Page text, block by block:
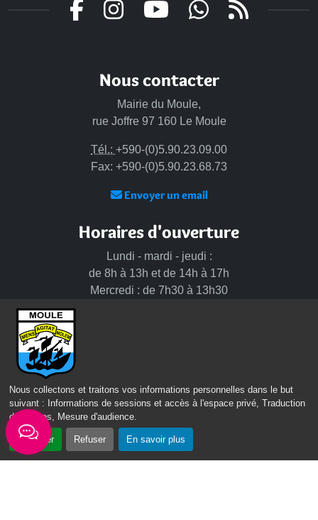
Nous collectons et traitons vos informations personnelles dans le but
suivant :
Informations de sessions et accès à l'espace privé, Traduction
des pages, Mesure d'audience.
Accepter Refuser En savoir plus
Nous contacter
Mairie du Moule,
rue Joffre 97 160 Le Moule
Tél.: +590-(0)5.90.23.09.00
Fax: +590-(0)5.90.23.68.73
Envoyer un email
Horaires d'ouverture
Lundi - mardi - jeudi :
de 8h à 13h et de 14h à 17h
Mercredi : de 7h30 à 13h30
Communauté d’agglomération du Nord Grande-Terre
Nos sites
Portail des Médiathèques Nord Guadeloupe